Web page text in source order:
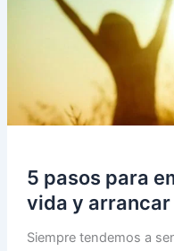
Desarrollo
5 pasos para
vida y arrancar
Siempre tendemos a